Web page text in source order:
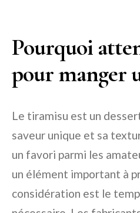
Pourquoi
pour manger
Le tiramisu est un
saveur unique et sa
un favori parmi les
un élément important à
considération est le